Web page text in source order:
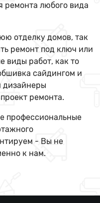
ремонта любого вида
отделку домов, так
ремонт под ключ или
виды работ, как то
сайдингом и
дизайнеры
ремонта.
профессиональные
- Вы не
к нам.